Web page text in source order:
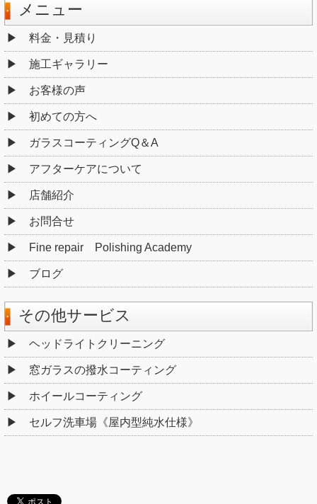
メニュー
料金・見積り
施工ギャラリー
お客様の声
初めての方へ
ガラスコーティングQ＆A
アフターケアについて
店舗紹介
お問合せ
Fine repair Polishing Academy
ブログ
その他サービス
ヘッドライトクリーニング
窓ガラスの撥水コーティング
ホイールコーティング
セルフ洗車場《屋内型純水仕様》